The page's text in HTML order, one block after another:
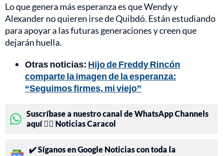
Lo que genera más esperanza es que Wendy y
Alexander no quieren irse de Quibdó. Están estudiando
para apoyar a las futuras generaciones y creen que
dejarán huella.
Otras noticias: Hijo de Freddy Rincón
comparte la imagen de la esperanza:
“Seguimos firmes, mi viejo”
Suscríbase a nuestro canal de WhatsApp Channels
aquí 👉🏻 Noticias Caracol
✔️ Síganos en Google Noticias con toda la